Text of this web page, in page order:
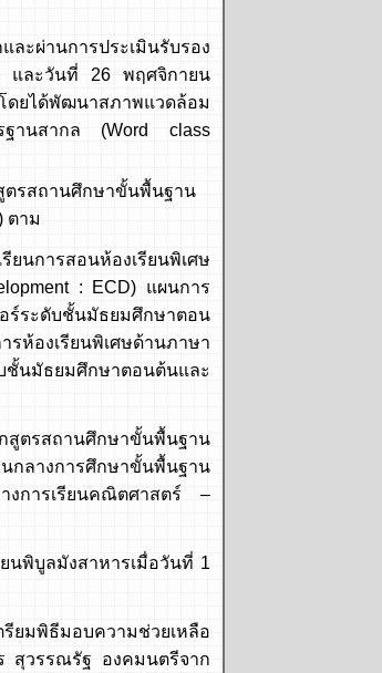
ผ่านการประเมินรับรอง
และวันที่ 26 พฤศจิกายน
ยได้พัฒนาสภาพแวดล้อม
ฐานสากล (Word class
สถานศึกษาขั้นพื้นฐาน
าม
รสอนห้องเรียนพิเศษ
: ECD) แผนการ
อร์ระดับชั้นมัธยมศึกษาตอน
ห้องเรียนพิเศษด้านภาษา
บชั้นมัธยมศึกษาตอนต้นและ
รสถานศึกษาขั้นพื้นฐาน
กลางการศึกษาขั้นพื้นฐาน
งการเรียนคณิตศาสตร์ –
ลมังสาหารเมื่อวันที่ 1
พิธีมอบความช่วยเหลือ
สุวรรณรัฐ องคมนตรีจาก